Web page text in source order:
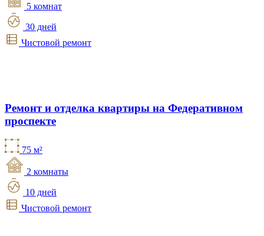
5 комнат
30 дней
Чистовой ремонт
Ремонт и отделка квартиры на Федеративном
проспекте
75 м²
2 комнаты
10 дней
Чистовой ремонт